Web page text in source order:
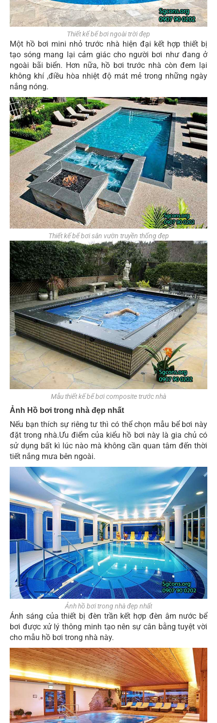
Thiết kế bể bơi ngoài trời đẹp
Một hồ bơi mini nhỏ trước nhà hiện đại kết hợp thiết bị
tạo sóng mang lại cảm giác cho người bơi như đang ở
ngoài bãi biển. Hơn nữa, hồ bơi trước nhà còn đem lại
không khí ,điều hòa nhiệt độ mát mẻ trong những ngày
nắng nóng.
Thiết kế bể bơi sân vườn truyền thống đẹp
Mẫu thiết kế bể bơi composite trước nhà
Ảnh Hồ bơi trong nhà đẹp nhất
Nếu bạn thích sự riêng tư thì có thể chọn mẫu bể bơi này
đặt trong nhà.Ưu điểm của kiểu hồ bơi này là gia chủ có
sử dụng bất kì lúc nào mà không cần quan tâm đến thời
tiết nắng mưa bên ngoài.
Ảnh hồ bơi trong nhà đẹp nhất
Ánh sáng của thiết bị đèn trần kết hợp đèn âm nước bể
bơi được xử lý thông minh tạo nên sự cân bằng tuyệt vời
cho mẫu hồ bơi trong nhà này.